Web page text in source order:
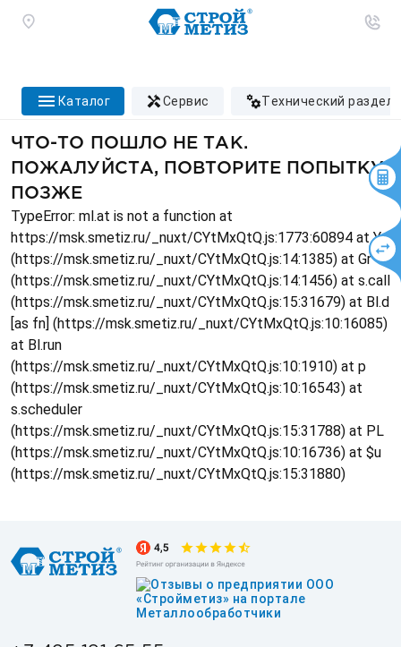
каталог сервис технический раздел
ЧТО-ТО ПОШЛО НЕ ТАК.
ПОЖАЛУЙСТА, ПОВТОРИТЕ ПОПЫТКУ
ПОЗЖЕ
TypeError: ml.at is not a function at
https://msk.smetiz.ru/_nuxt/CYtMxQtQ.js:1773:60894 at Ys
(https://msk.smetiz.ru/_nuxt/CYtMxQtQ.js:14:1385) at Gr
(https://msk.smetiz.ru/_nuxt/CYtMxQtQ.js:14:1456) at s.call
(https://msk.smetiz.ru/_nuxt/CYtMxQtQ.js:15:31679) at Bl.d
[as fn] (https://msk.smetiz.ru/_nuxt/CYtMxQtQ.js:10:16085)
at Bl.run
(https://msk.smetiz.ru/_nuxt/CYtMxQtQ.js:10:1910) at p
(https://msk.smetiz.ru/_nuxt/CYtMxQtQ.js:10:16543) at
s.scheduler
(https://msk.smetiz.ru/_nuxt/CYtMxQtQ.js:15:31788) at PL
(https://msk.smetiz.ru/_nuxt/CYtMxQtQ.js:10:16736) at $u
(https://msk.smetiz.ru/_nuxt/CYtMxQtQ.js:15:31880)